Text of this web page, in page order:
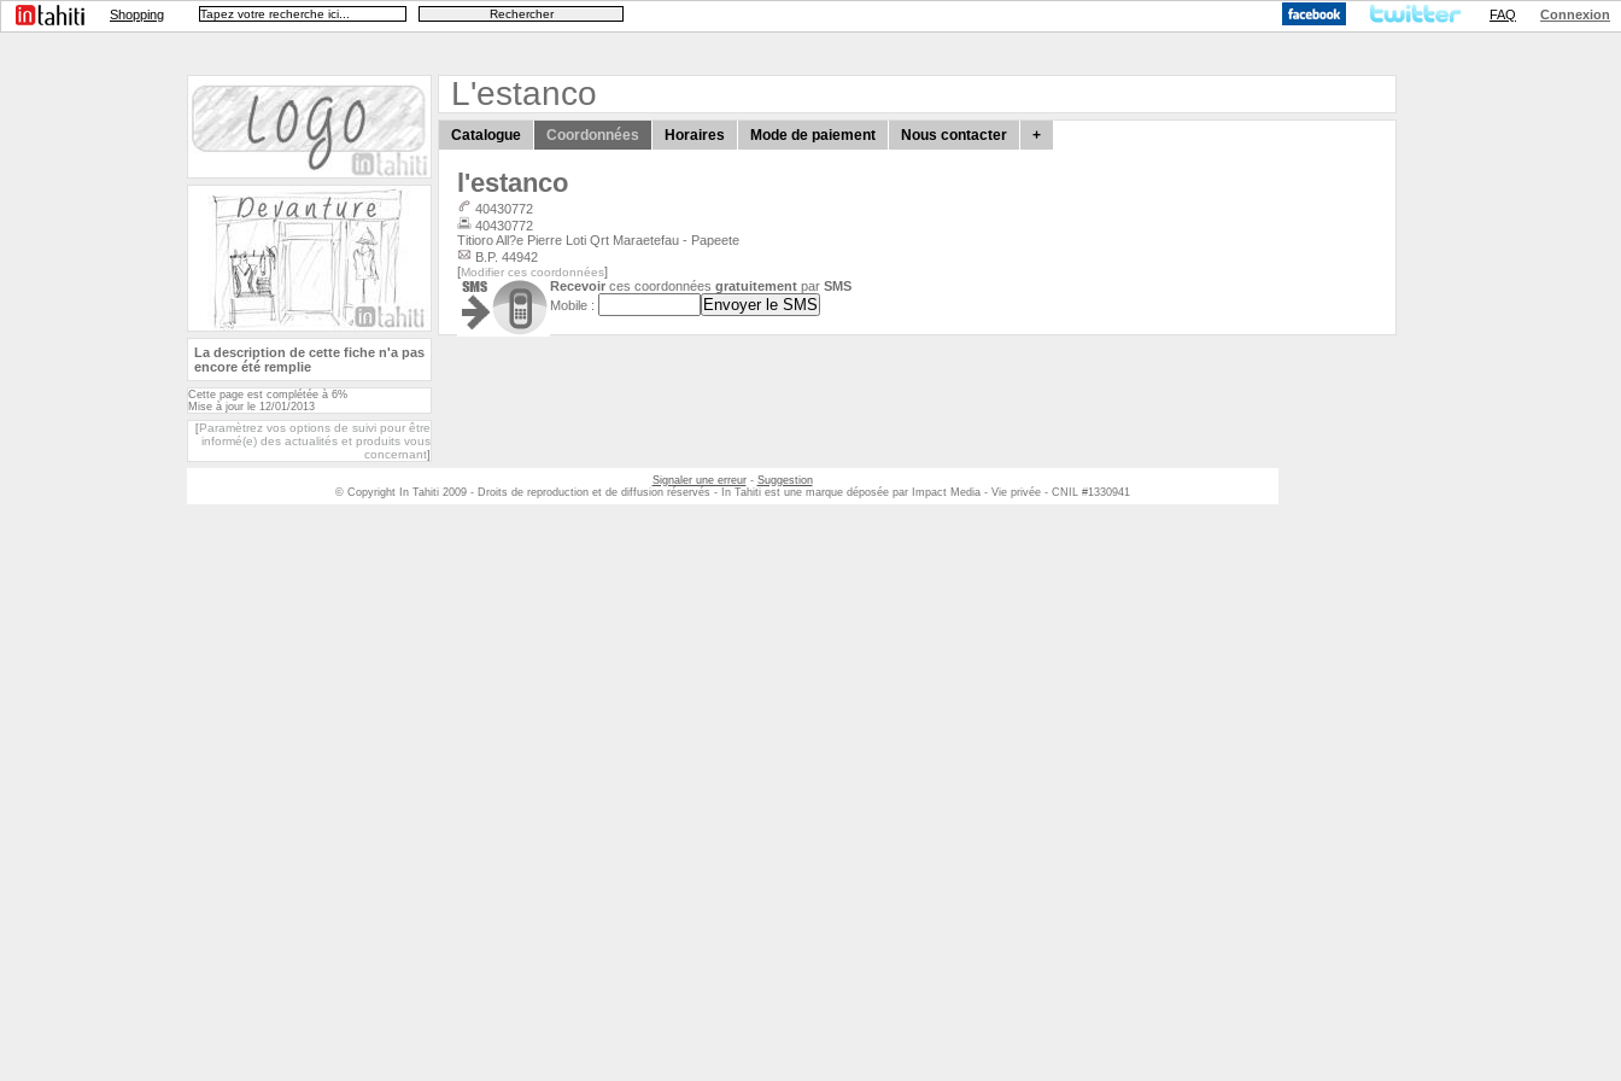
Shopping Connexion
FAQ
La description de cette fiche n'a pas
encore été remplie
Cette page est complétée à 6%
Mise à jour le 12/01/2013
[Paramètrez vos options de suivi pour être
informé(e) des actualités et produits vous
concernant]
L'estanco
Catalogue Coordonnées Horaires Mode de paiement Nous contacter +
l'estanco
40430772
40430772
Titioro All?e Pierre Loti Qrt Maraetefau- Papeete
B.P. 44942
[Modifier ces coordonnées]
Recevoirces coordonnées gratuitementpar SMS
Mobile :
Signaler une erreur- Suggestion
© Copyright In Tahiti 2009 - Droits de reproduction et de diffusion réservés - In Tahiti est une marque déposée par Impact Media - Vie privée - CNIL #1330941